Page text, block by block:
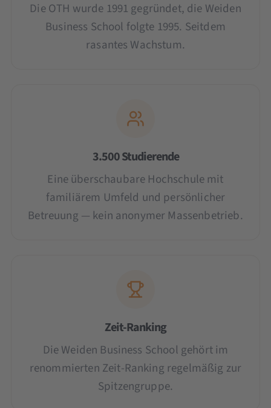
Die OTH wurde 1991 gegründet, die Weiden
Business School folgte 1995. Seitdem
rasantes Wachstum.
3.500 Studierende
Eine überschaubare Hochschule mit
familiärem Umfeld und persönlicher
Betreuung — kein anonymer Massenbetrieb.
Zeit-Ranking
Die Weiden Business School gehört im
renommierten Zeit-Ranking regelmäßig zur
Spitzengruppe.